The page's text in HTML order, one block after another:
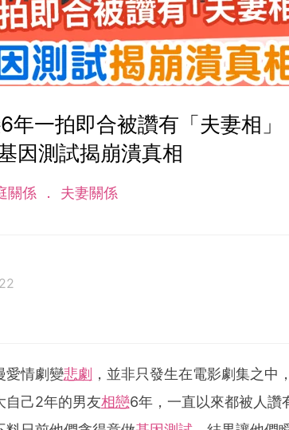
6年一拍即合被讚有「夫妻相
因測試揭崩潰真相
關係 夫妻關係
愛情劇變悲劇 ，並非只發生在電影劇集之中
自己2年的男友相戀6年，一直以來都被人讚